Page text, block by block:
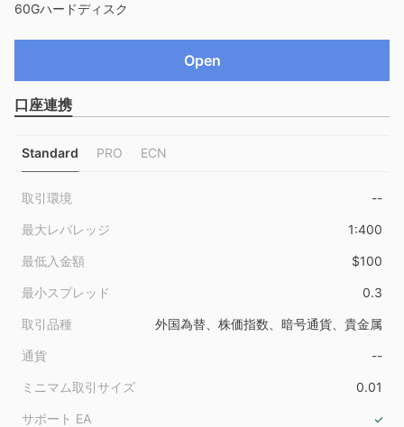
60Gハードディスク
Open
口座連携
Standard PRO ECN
取引環境 --
最大レバレッジ 1:400
最低入金額 $100
最小スプレッド 0.3
取引品種 外国為替、株価指数、暗号通貨、貴金属
通貨 --
ミニマム取引サイズ 0.01
サポート EA